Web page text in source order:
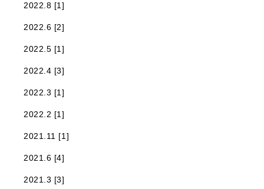
2022.8 [1]
2022.6 [2]
2022.5 [1]
2022.4 [3]
2022.3 [1]
2022.2 [1]
2021.11 [1]
2021.6 [4]
2021.3 [3]